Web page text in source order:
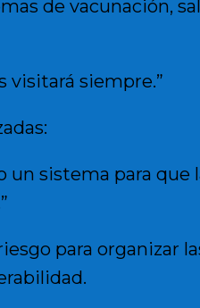
de vacunación,
visitará siempre.”
un sistema para
para organizar